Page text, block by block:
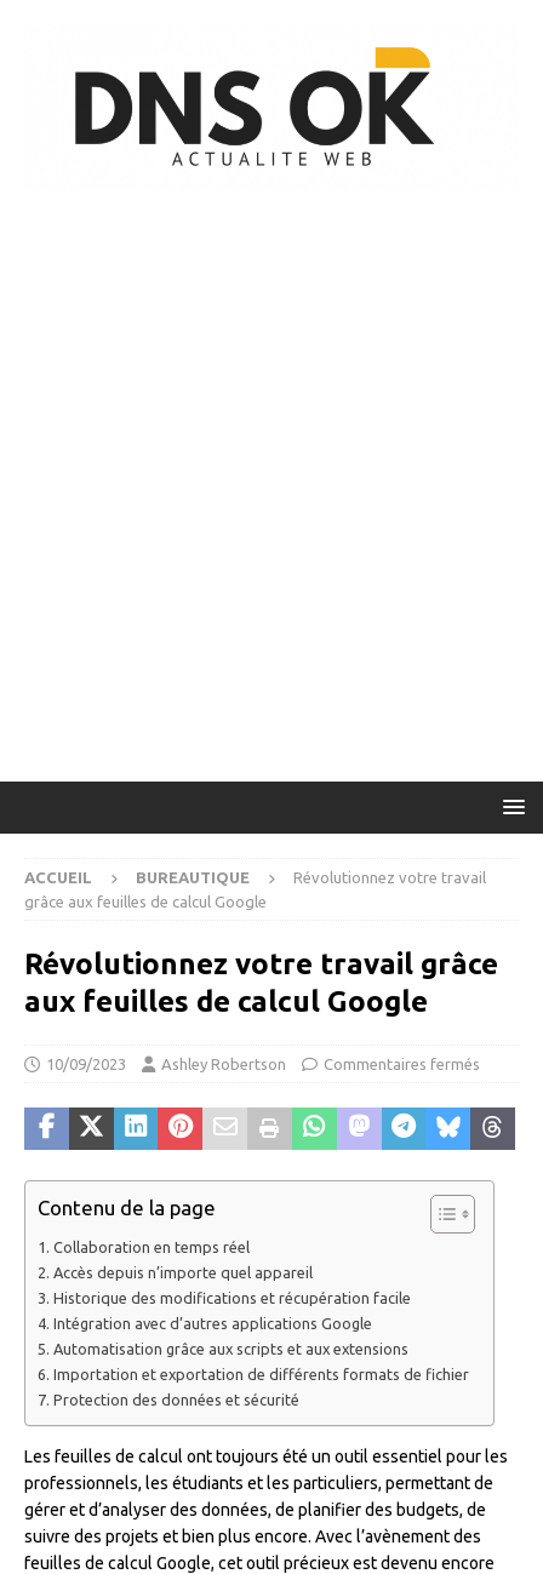
ACCUEIL BUREAUTIQUE
Révolutionnez votre travail
grâce aux feuilles de calcul Google
Révolutionnez votre travail grâce
aux feuilles de calcul Google
10/09/2023 Ashley Robertson Commentaires fermés
Contenu de la page
Collaboration en temps réel
Accès depuis n’importe quel appareil
Historique des modifications et récupération facile
Intégration avec d’autres applications Google
Automatisation grâce aux scripts et aux extensions
Importation et exportation de différents formats de fichier
Protection des données et sécurité
Les feuilles de calcul ont toujours été un outil essentiel pour les
professionnels, les étudiants et les particuliers, permettant de
gérer et d’analyser des données, de planifier des budgets, de
suivre des projets et bien plus encore. Avec l’avènement des
feuilles de calcul Google, cet outil précieux est devenu encore